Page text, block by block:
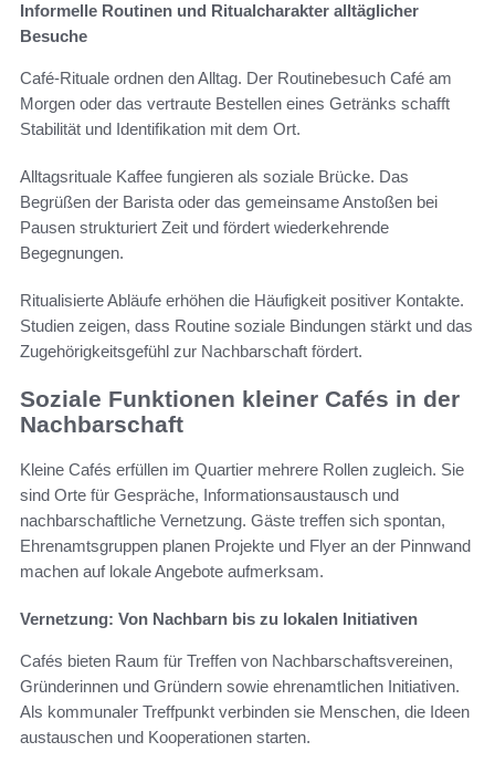
Informelle Routinen und Ritualcharakter alltäglicher
Besuche
Café-Rituale ordnen den Alltag. Der Routinebesuch Café am
Morgen oder das vertraute Bestellen eines Getränks schafft
Stabilität und Identifikation mit dem Ort.
Alltagsrituale Kaffee fungieren als soziale Brücke. Das
Begrüßen der Barista oder das gemeinsame Anstoßen bei
Pausen strukturiert Zeit und fördert wiederkehrende
Begegnungen.
Ritualisierte Abläufe erhöhen die Häufigkeit positiver Kontakte.
Studien zeigen, dass Routine soziale Bindungen stärkt und das
Zugehörigkeitsgefühl zur Nachbarschaft fördert.
Soziale Funktionen kleiner Cafés in der
Nachbarschaft
Kleine Cafés erfüllen im Quartier mehrere Rollen zugleich. Sie
sind Orte für Gespräche, Informationsaustausch und
nachbarschaftliche Vernetzung. Gäste treffen sich spontan,
Ehrenamtsgruppen planen Projekte und Flyer an der Pinnwand
machen auf lokale Angebote aufmerksam.
Vernetzung: Von Nachbarn bis zu lokalen Initiativen
Cafés bieten Raum für Treffen von Nachbarschaftsvereinen,
Gründerinnen und Gründern sowie ehrenamtlichen Initiativen.
Als kommunaler Treffpunkt verbinden sie Menschen, die Ideen
austauschen und Kooperationen starten.